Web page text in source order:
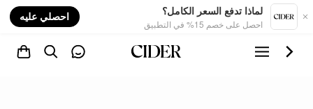
لماذا تدفع السعر الكامل؟
احصل على خصم 15% في التطبيق
احصلي عليه